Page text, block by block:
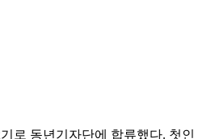
로 동년기자단에 합류했다. 첫인